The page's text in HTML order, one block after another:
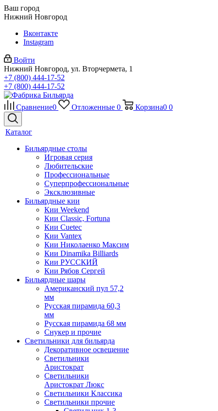
Ваш город
Нижний Новгород
Вконтакте
Instagram
Войти
Нижний Новгород, ул. Вторчермета, 1
+7 (800) 444-17-52
+7 (800) 444-17-52
Сравнение0 Отложенные 0 Корзина0 0
Каталог
Бильярдные столы
Игровая серия
Любительские
Профессиональные
Суперпрофессиональные
Эксклюзивные
Бильярдные кии
Кии Weekend
Кии Classic, Fortuna
Кии Cuetec
Кии Vantex
Кии Николаенко Максим
Кии Dinamika Billiards
Кии РУССКИЙ
Кии Рябов Сергей
Бильярдные шары
Американский пул 57,2
мм
Русская пирамида 60,3
мм
Русская пирамида 68 мм
Снукер и прочие
Светильники для бильярда
Декоративное освещение
Светильники
Аристократ
Светильники
Аристократ Люкс
Светильники Классика
Светильники прочие